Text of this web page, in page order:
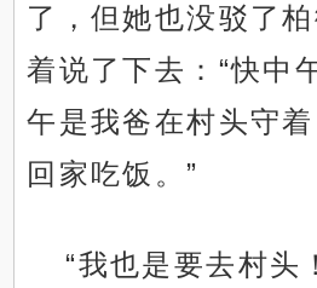
了，但她也没驳了
着说了下去：“快中
午是我爸在村头守
回家吃饭。”
“我也是要去村头